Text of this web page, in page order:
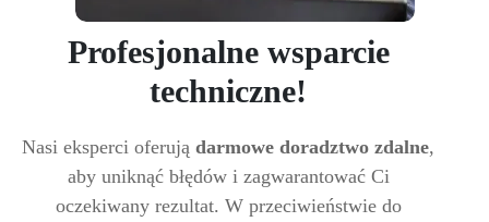
Profesjonalne wsparcie
techniczne!
Nasi eksperci oferują darmowe doradztwo zdalne,
aby uniknąć błędów i zagwarantować Ci
oczekiwany rezultat. W przeciwieństwie do